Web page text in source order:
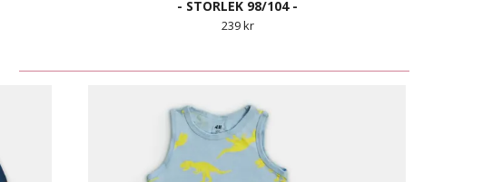
- STORLEK 98/104 -
239 kr